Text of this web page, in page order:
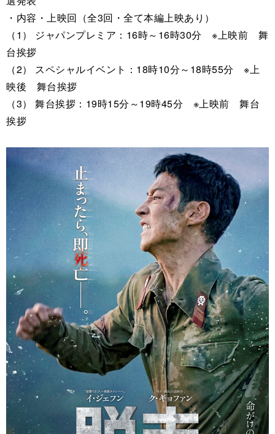
・内容・上映回（全3回・全て本編上映あり）
（1） ジャパンプレミア：16時～16時30分 ※上映前 舞
台挨拶
（2） スペシャルイベント：18時10分～18時55分 ※上
映後 舞台挨拶
（3） 舞台挨拶：19時15分～19時45分 ※上映前 舞台
挨拶